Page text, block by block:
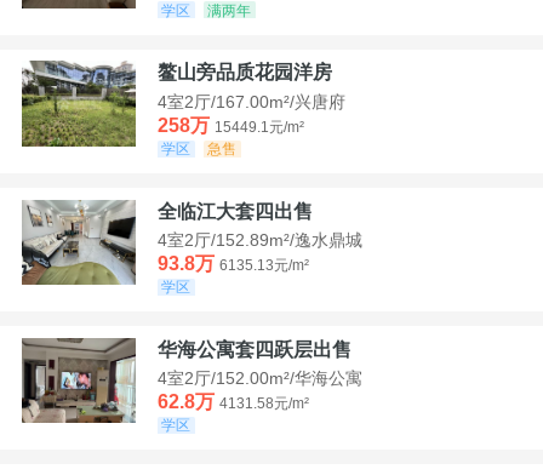
学区
满两年
鳌山旁品质花园洋房
4室2厅/167.00m²/兴唐府
258万 15449.1元/m²
学区
急售
全临江大套四出售
4室2厅/152.89m²/逸水鼎城
93.8万 6135.13元/m²
学区
华海公寓套四跃层出售
4室2厅/152.00m²/华海公寓
62.8万 4131.58元/m²
学区